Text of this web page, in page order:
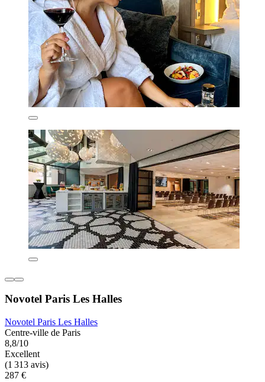
Novotel Paris Les Halles
Novotel Paris Les Halles
Centre-ville de Paris
8,8/10
Excellent
(1 313 avis)
287 €